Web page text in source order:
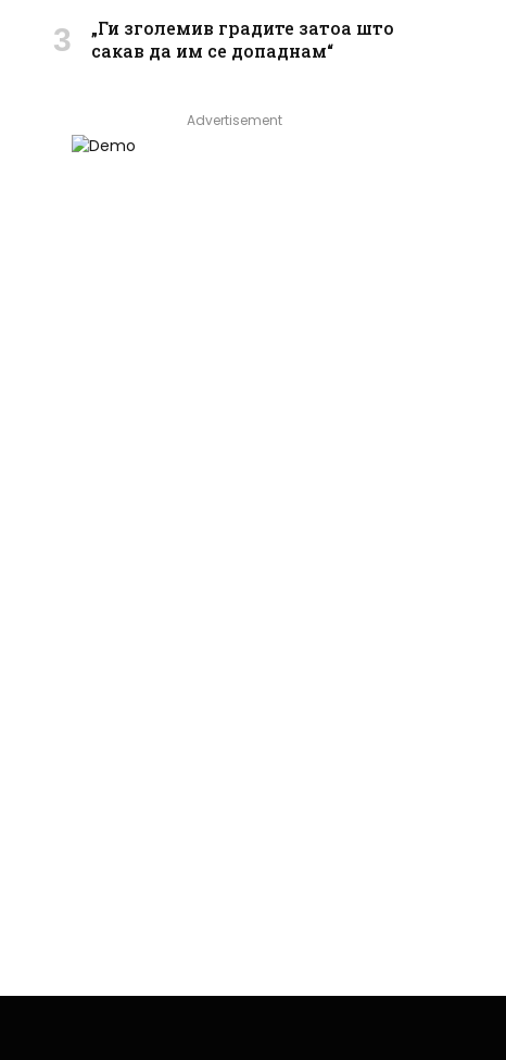
„Ги зголемив градите затоа што
сакав да им се допаднам“
Advertisement